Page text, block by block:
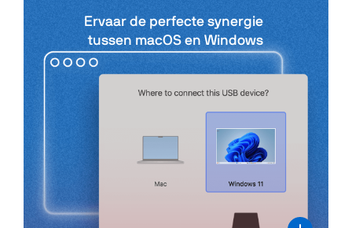
Ervaar de perfecte synergie
tussen macOS en Windows